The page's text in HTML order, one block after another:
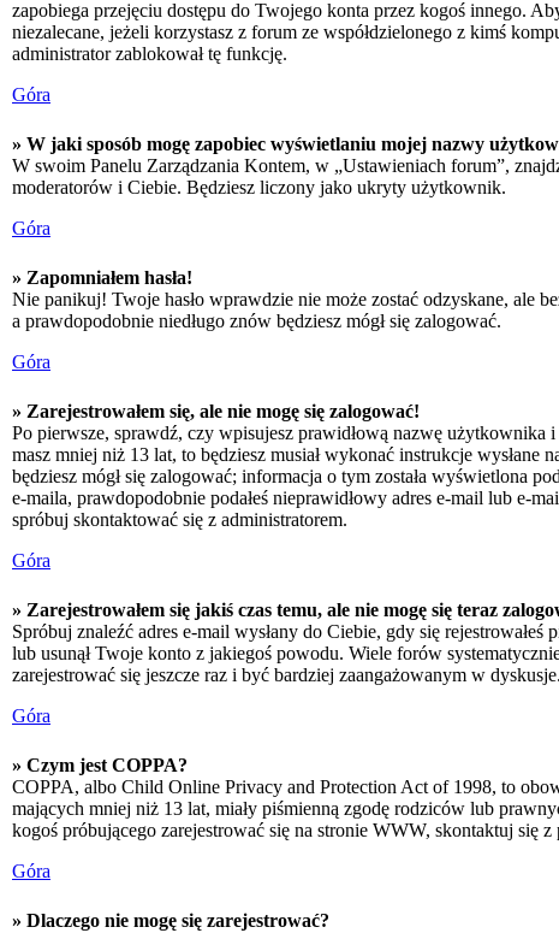
zapobiega przejęciu dostępu do Twojego konta przez kogoś innego.
niezalecane, jeżeli korzystasz z forum ze współdzielonego z kimś
administrator zablokował tę funkcję.
Góra
» W jaki sposób mogę zapobiec wyświetlaniu mojej nazwy
W swoim Panelu Zarządzania Kontem, w „Ustawieniach forum”,
moderatorów i Ciebie. Będziesz liczony jako ukryty użytkownik.
Góra
» Zapomniałem hasła!
Nie panikuj! Twoje hasło wprawdzie nie może zostać odzyskane, ale
a prawdopodobnie niedługo znów będziesz mógł się zalogować.
Góra
» Zarejestrowałem się, ale nie mogę się zalogować!
Po pierwsze, sprawdź, czy wpisujesz prawidłową nazwę użytkownika
masz mniej niż 13 lat, to będziesz musiał wykonać instrukcje
będziesz mógł się zalogować; informacja o tym została wyświetlona
e-maila, prawdopodobnie podałeś nieprawidłowy adres e-mail lub e-
spróbuj skontaktować się z administratorem.
Góra
» Zarejestrowałem się jakiś czas temu, ale nie mogę się teraz
Spróbuj znaleźć adres e-mail wysłany do Ciebie, gdy się
lub usunął Twoje konto z jakiegoś powodu. Wiele forów
zarejestrować się jeszcze raz i być bardziej zaangażowanym w dyskusje.
Góra
» Czym jest COPPA?
COPPA, albo Child Online Privacy and Protection Act of 1998, to
mających mniej niż 13 lat, miały piśmienną zgodę rodziców lub
kogoś próbującego zarejestrować się na stronie WWW, skontaktuj się
Góra
» Dlaczego nie mogę się zarejestrować?